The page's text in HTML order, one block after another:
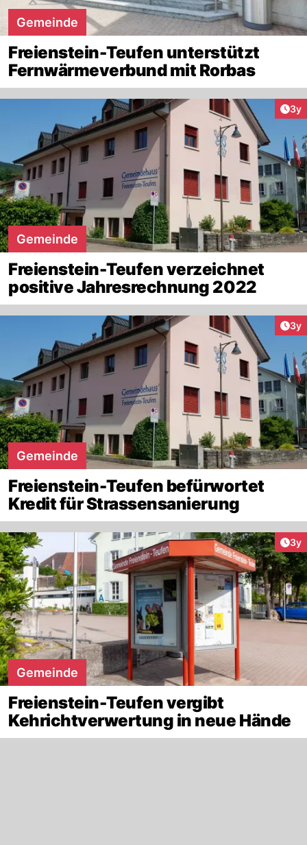
Gemeinde
Freienstein-Teufen unterstützt
Fernwärmeverbund mit Rorbas
3y
Gemeinde
Freienstein-Teufen verzeichnet
positive Jahresrechnung 2022
3y
Gemeinde
Freienstein-Teufen befürwortet
Kredit für Strassensanierung
3y
Gemeinde
Freienstein-Teufen vergibt
Kehrichtverwertung in neue Hände